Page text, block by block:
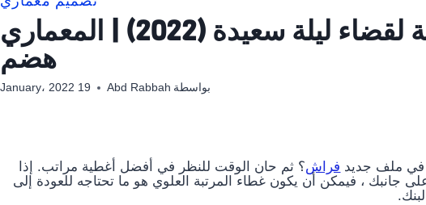
11 أفضل أغطية مرتبة لقضاء ليلة سعيدة (2022) | المعماري
هضم
بواسطة Abd Rabbah 19 January، 2022
في ملف جديد فراش؟ ثم حان الوقت للنظر في أفضل أغطية مراتب. إذا
، فيمكن أن يكون غطاء المرتبة العلوي هو ما تحتاجه للعودة إلى